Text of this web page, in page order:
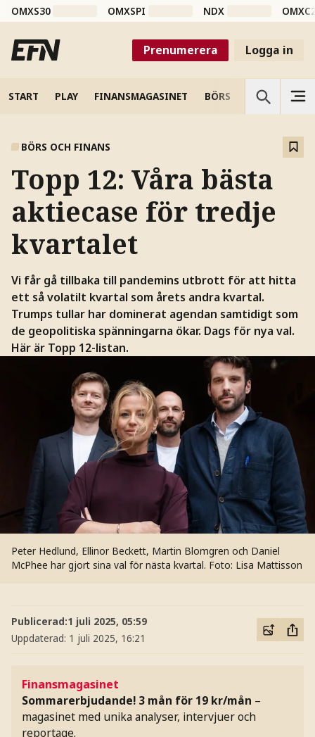
OMXS30 OMXSPI NDX
Prenumerera Logga in
START PLAY FINANSMAGASINET BÖRS VETENSKAP
BÖRS OCH FINANS
Topp 12: Våra bästa
aktiecase för tredje
kvartalet
Vi får gå tillbaka till pandemins utbrott för att hitta
ett så volatilt kvartal som årets andra kvartal.
Trumps tullar har dominerat agendan samtidigt som
de geopolitiska spänningarna ökar. Dags för nya val.
Här är Topp 12-listan.
Peter Hedlund, Ellinor Beckett, Martin Blomgren och Daniel
McPhee har gjort sina val för nästa kvartal. Foto: Lisa Mattisson
Publicerad:1 juli 2025, 05:59
Uppdaterad: 1 juli 2025, 16:21
Finansmagasinet
Sommarerbjudande! 3 mån för 19 kr/mån –
magasinet med unika analyser, intervjuer och
reportage.